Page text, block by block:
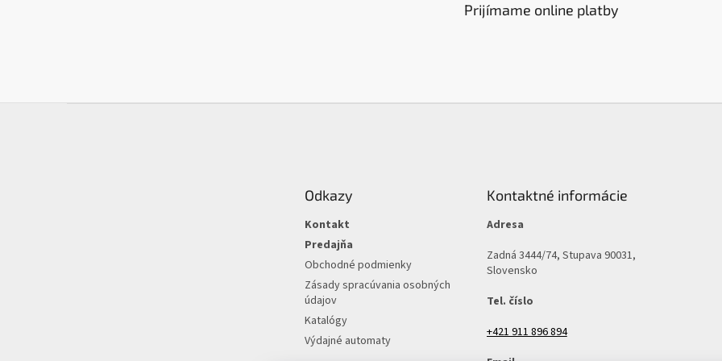
Prijímame online platby
Odkazy
Kontakt
Predajňa
Obchodné podmienky
Zásady spracúvania osobných
údajov
Katalógy
Výdajné automaty
Kontaktné informácie
Adresa
Zadná 3444/74, Stupava 90031,
Slovensko
Tel. číslo
+421 911 896 894